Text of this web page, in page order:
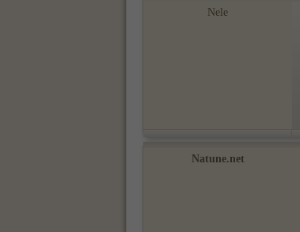
Nele
Natune.net